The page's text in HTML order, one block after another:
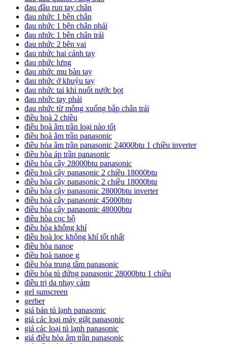
đau đầu run tay chân
đau nhức 1 bên chân
đau nhức 1 bên chân phải
đau nhức 1 bên chân trái
đau nhức 2 bên vai
đau nhức hai cánh tay
đau nhức lưng
đau nhức mu bàn tay
đau nhức ở khuỷu tay
đau nhức tai khi nuốt nước bọt
đau nhức tay phải
đau nhức từ mông xuống bắp chân trái
điều hoà 2 chiều
điều hoà âm trần loại nào tốt
điều hoà âm trần panasonic
điều hòa âm trần panasonic 24000btu 1 chiều inverter
điều hòa áp trần panasonic
điều hòa cây 28000btu panasonic
điều hoà cây panasonic 2 chiều 18000btu
điều hòa cây panasonic 2 chiều 18000btu
điều hòa cây panasonic 28000btu inverter
điều hoà cây panasonic 45000btu
điều hòa cây panasonic 48000btu
điều hòa cục bộ
điều hòa không khí
điều hoà lọc không khí tốt nhất
điều hòa nanoe
điều hoà nanoe g
điều hòa trung tâm panasonic
điều hòa tủ đứng panasonic 28000btu 1 chiều
điều trị da nhạy cảm
gel sunscreen
gerber
giá bán tủ lạnh panasonic
giá các loại máy giặt panasonic
giá các loại tủ lạnh panasonic
giá điều hòa âm trần panasonic